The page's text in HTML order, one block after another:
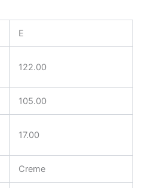
E
122.00
105.00
17.00
Creme